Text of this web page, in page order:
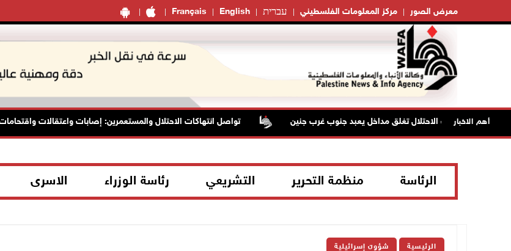
Français English עברית مركز المعلومات الفلسطيني معرض الصور
أهم الاخبارقوات الاحتلال تغلق مداخل يعبد جنوب غرب جنين تواصل انتهاكات الاحتلال والمستعمرين: إصابات واعتقالات واقتحامات
الرئاسة منظمة التحرير التشريعي رئاسة الوزراء الاسرى
الرئيسية شؤون إسرائيلية